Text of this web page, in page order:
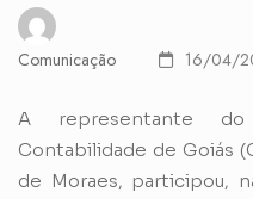
Comunicação 16/04/
A representante
Contabilidade de Goiás
de Moraes, participou,